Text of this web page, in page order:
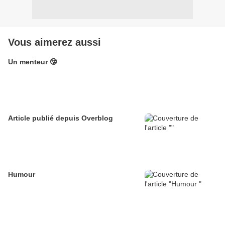
Vous aimerez aussi
Un menteur 🤥
Article publié depuis Overblog
Humour